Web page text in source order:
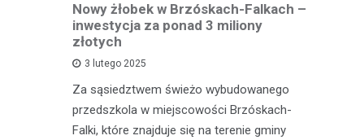
Nowy żłobek w Brzóskach-Falkach –
inwestycja za ponad 3 miliony
złotych
3 lutego 2025
Za sąsiedztwem świeżo wybudowanego
przedszkola w miejscowości Brzóskach-
Falki, które znajduje się na terenie gminy